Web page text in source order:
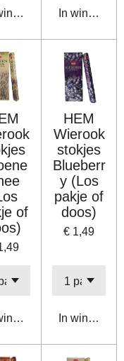
In
of
HEM
Wierook
stokjes
Blueberr
y (Los
pakje of
doos)
€ 1,49
In